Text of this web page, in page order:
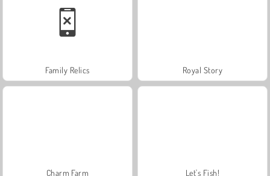
Family Relics Royal Story
Charm Farm Let's Fish!